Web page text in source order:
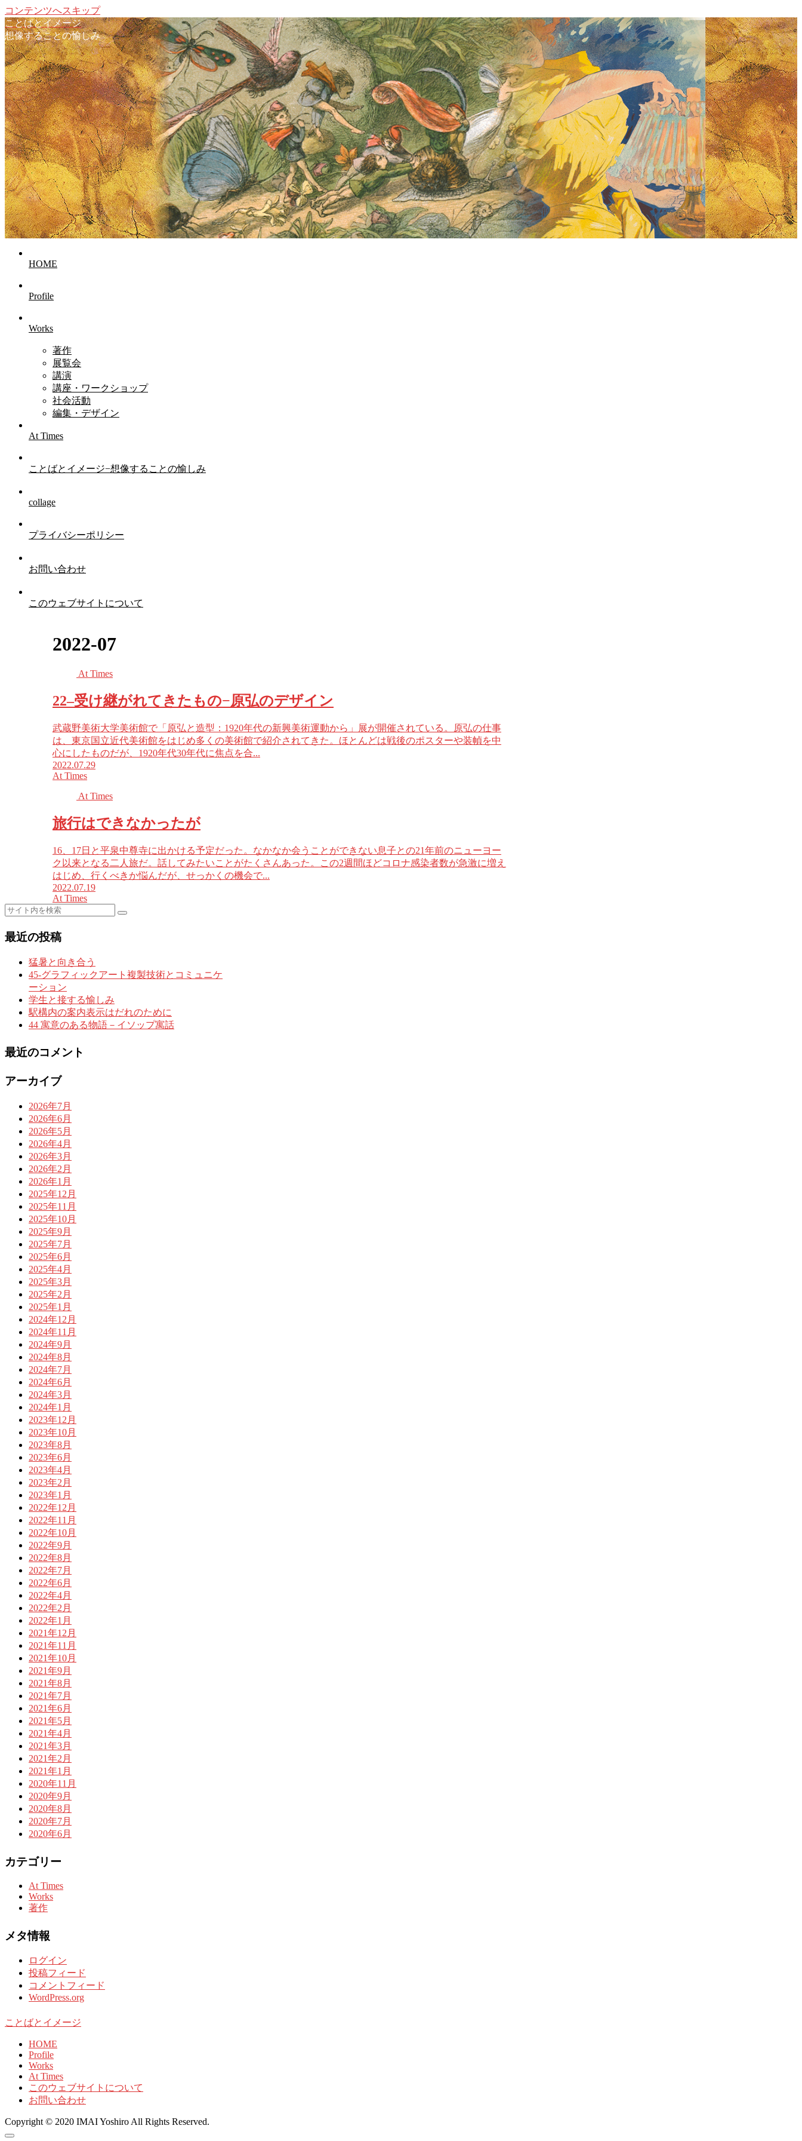
コンテンツへスキップ
ことばとイメージ
想像することの愉しみ
HOME
Profile
Works
著作
展覧会
講演
講座・ワークショップ
社会活動
編集・デザイン
At Times
ことばとイメージ−想像することの愉しみ
collage
プライバシーポリシー
お問い合わせ
このウェブサイトについて
2022-07
At Times
22–受け継がれてきたもの−原弘のデザイン
武蔵野美術大学美術館で「原弘と造型：1920年代の新興美術運動から」展が開催されている。原弘の仕事
は、東京国立近代美術館をはじめ多くの美術館で紹介されてきた。ほとんどは戦後のポスターや装幀を中
心にしたものだが、1920年代30年代に焦点を合...
2022.07.29
At Times
At Times
旅行はできなかったが
16、17日と平泉中尊寺に出かける予定だった。なかなか会うことができない息子との21年前のニューヨー
ク以来となる二人旅だ。話してみたいことがたくさんあった。この2週間ほどコロナ感染者数が急激に増え
はじめ、行くべきか悩んだが、せっかくの機会で...
2022.07.19
At Times
最近の投稿
猛暑と向き合う
45-グラフィックアート複製技術とコミュニケ
ーション
学生と接する愉しみ
駅構内の案内表示はだれのために
44 寓意のある物語－イソップ寓話
最近のコメント
アーカイブ
2026年7月
2026年6月
2026年5月
2026年4月
2026年3月
2026年2月
2026年1月
2025年12月
2025年11月
2025年10月
2025年9月
2025年7月
2025年6月
2025年4月
2025年3月
2025年2月
2025年1月
2024年12月
2024年11月
2024年9月
2024年8月
2024年7月
2024年6月
2024年3月
2024年1月
2023年12月
2023年10月
2023年8月
2023年6月
2023年4月
2023年2月
2023年1月
2022年12月
2022年11月
2022年10月
2022年9月
2022年8月
2022年7月
2022年6月
2022年4月
2022年2月
2022年1月
2021年12月
2021年11月
2021年10月
2021年9月
2021年8月
2021年7月
2021年6月
2021年5月
2021年4月
2021年3月
2021年2月
2021年1月
2020年11月
2020年9月
2020年8月
2020年7月
2020年6月
カテゴリー
At Times
Works
著作
メタ情報
ログイン
投稿フィード
コメントフィード
WordPress.org
ことばとイメージ
HOME
Profile
Works
At Times
このウェブサイトについて
お問い合わせ
Copyright © 2020 IMAI Yoshiro All Rights Reserved.